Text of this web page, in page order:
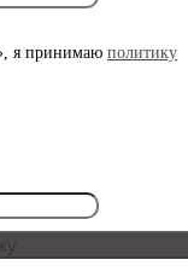
я принимаю политику